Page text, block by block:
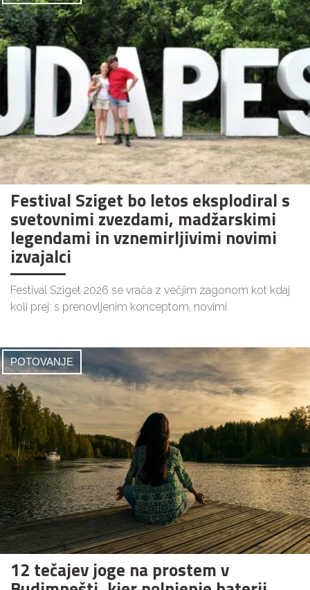
Festival Sziget bo letos eksplodiral s
svetovnimi zvezdami, madžarskimi
legendami in vznemirljivimi novimi
izvajalci
Festival Sziget 2026 se vrača z večjim zagonom kot kdaj
koli prej: s prenovljenim konceptom, novimi
POTOVANJE
12 tečajev joge na prostem v